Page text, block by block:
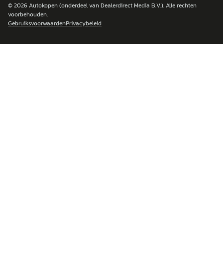
© 2026Autokopen(onderdeel van Dealerdirect Media B.V.). Alle rechten
voorbehouden.
GebruiksvoorwaardenPrivacybeleid